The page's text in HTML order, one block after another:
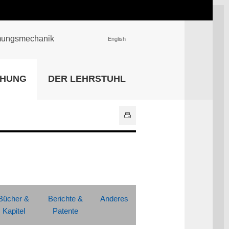
Universitätsbibliothek
English
DER LEHRSTUHL
&
Kapitel
Berichte &
Patente
Anderes